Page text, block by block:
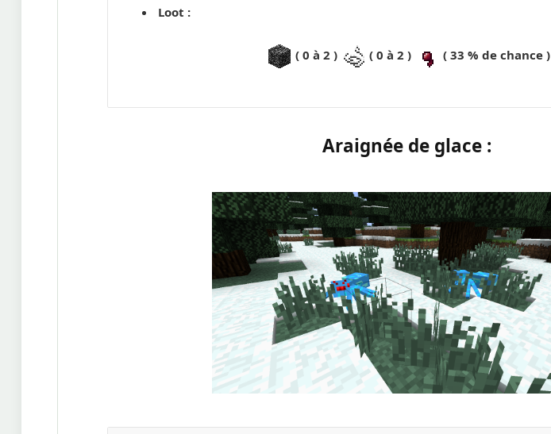
Loot :
( 0 à 2 ) ( 0 à 2 ) ( 33 % de chance )
Araignée de glace :